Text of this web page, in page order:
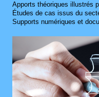
Apports théoriques illustrés
Études de cas issus du
Supports numériques et